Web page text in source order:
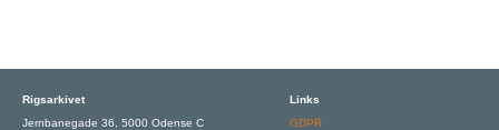
Rigsarkivet
Jernbanegade 36, 5000 Odense C
Links
GDPR